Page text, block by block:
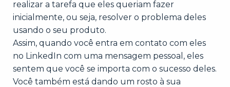
realizar a tarefa que eles queriam fazer
inicialmente, ou seja, resolver o problema deles
usando o seu produto.
Assim, quando você entra em contato com eles
no LinkedIn com uma mensagem pessoal, eles
sentem que você se importa com o sucesso deles.
Você também está dando um rosto à sua